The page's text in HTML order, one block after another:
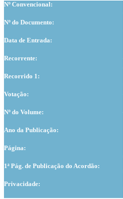
Nº Convencional:
Nº do Documento:
Data de Entrada:
Recorrente:
Recorrido 1:
Votação:
Nº do Volume:
Ano da Publicação:
Página:
1ª Pág. de Publicação do Acordão:
Privacidade: